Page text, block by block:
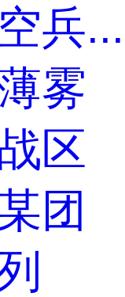
兵...
雾
区
团